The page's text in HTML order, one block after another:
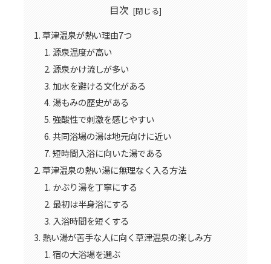
目次
草津温泉が熱い理由7つ
源泉温度が高い
源泉かけ流しが多い
加水を避ける文化がある
湯もみの歴史がある
強酸性で刺激を感じやすい
共同浴場の湯は地元向けに近い
短時間入浴に向いた湯である
草津温泉の熱い湯に無理なく入る方法
かぶり湯を丁寧にする
最初は半身浴にする
入浴時間を短くする
熱い湯が苦手な人に向く草津温泉の楽しみ方
宿の大浴場を選ぶ